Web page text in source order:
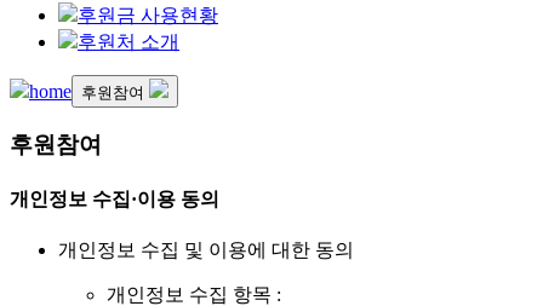
후원금 사용현황
후원처 소개
home 후원참여
후원참여
개인정보 수집·이용 동의
개인정보 수집 및 이용에 대한 동의
개인정보 수집 항목 :